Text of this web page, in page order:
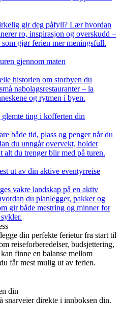
gir deg påfyll? Lær hvordan
ro, inspirasjon og overskudd –
gjør ferien mer meningsfull.
gjennom maten
historien om storbyen du
nabolagsrestauranter – la
og rytmen i byen.
ting i kofferten din
både tid, plass og penger når du
du unngår overvekt, holder
du trenger blir med på turen.
ut av din aktive eventyrreise
vakre landskap på en aktiv
du planlegger, pakker og
gir både mestring og minner for
din perfekte ferietur fra start til
reiseforberedelser, budsjettering,
finne en balanse mellom
får mest mulig ut av ferien.
din
snarveier direkte i innboksen din.